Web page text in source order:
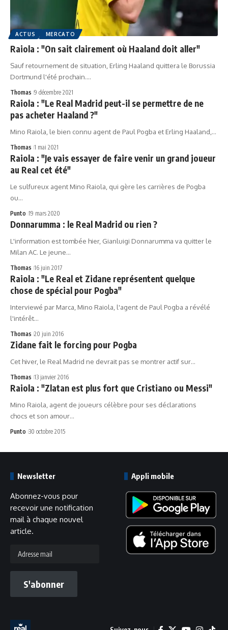
ACTUS MERCATO
Raiola : "On sait clairement où Haaland doit aller"
Sauf retournement de situation, Erling Haaland quittera le Borussia
Dortmund l'été prochain.…
Thomas 9 décembre 2021
Raiola : "Le Real Madrid peut-il se permettre de ne
pas acheter Haaland ?"
Mino Raiola, le bien connu agent de Paul Pogba et Erling Haaland,…
Thomas 1 mai 2021
Raiola : "Je vais essayer de faire venir un grand joueur
au Real cet été"
Le sulfureux agent Mino Raiola, qui gère les carrières de Pogba
ou…
Punto 19 mars 2020
Donnarumma : le Real Madrid ou rien ?
L'information est tombée hier, Gianluigi Donnarumma va quitter le
Milan AC. Le jeune…
Thomas 16 juin 2017
Raiola : "Le Real et Zidane représentent quelque
chose de spécial pour Pogba"
Interviewé par Marca, Mino Raiola, l'agent de Paul Pogba a révélé
l'intérêt…
Thomas 20 juin 2016
Zidane fait le forcing pour Pogba
Cet hiver, le Real Madrid ne devrait pas se montrer actif sur…
Thomas 13 janvier 2016
Raiola : "Zlatan est plus fort que Cristiano ou Messi"
Mino Raiola, agent de joueurs célèbre pour ses déclarations
chocs et son amour…
Punto 30 octobre 2015
Newsletter
Abonnez-vous pour
recevoir une notification
mail à chaque nouvel
article.
mail
S'abonner
Appli mobile